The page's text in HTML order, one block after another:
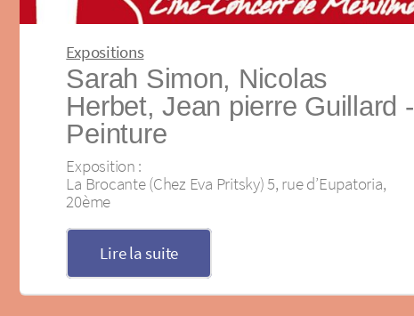
Expositions
Sarah Simon, Nicolas
Herbet, Jean pierre Guillard -
Peinture
Exposition :
La Brocante (Chez Eva Pritsky) 5, rue d’Eupatoria,
20ème
Lire la suite